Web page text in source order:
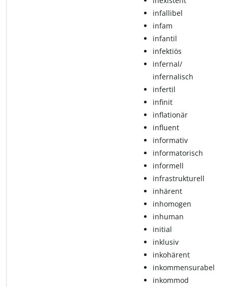
infallibel
in­fam
in­fan­til
infektiös
in­fer­nal/
infernalisch
infertil
in­fi­nit
inflationär
influent
in­for­ma­tiv
in­for­ma­to­risch
in­for­mell
in­f­ra­struk­tu­rell
in­hä­rent
inhomogen
in­hu­man
initial
inklusiv
in­ko­hä­rent
inkommensurabel
inkommod